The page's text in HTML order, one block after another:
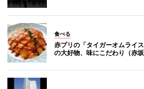
食べる
赤プリの「タイガーオムライ
の大好物、味にこだわり（赤坂